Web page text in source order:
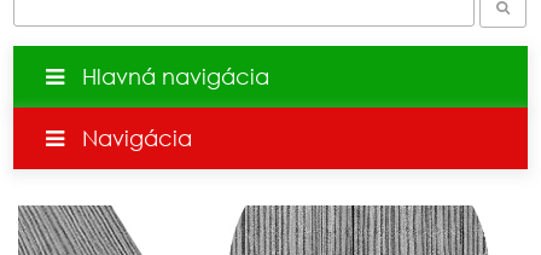
Hlavná navigácia
Navigácia